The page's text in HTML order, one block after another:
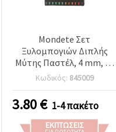
Mondete Σετ
Ξυλομπογιών Διπλής
Μύτης Παστέλ, 4 mm, 12
τεμ., 24 χρώματα
Κωδικός: 845009
3.80€ 1-4 πακέτο
ΕΚΠΤΏΣΕΙΣ